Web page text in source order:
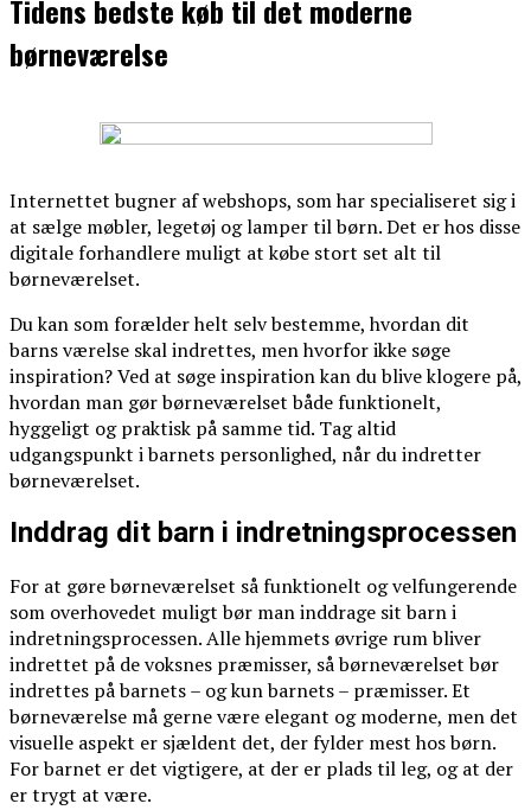
Tidens bedste køb til det moderne
børneværelse
Internettet bugner af webshops, som har specialiseret sig i
at sælge møbler, legetøj og lamper til børn. Det er hos disse
digitale forhandlere muligt at købe stort set alt til
børneværelset.
Du kan som forælder helt selv bestemme, hvordan dit
barns værelse skal indrettes, men hvorfor ikke søge
inspiration? Ved at søge inspiration kan du blive klogere på,
hvordan man gør børneværelset både funktionelt,
hyggeligt og praktisk på samme tid. Tag altid
udgangspunkt i barnets personlighed, når du indretter
børneværelset.
Inddrag dit barn i indretningsprocessen
For at gøre børneværelset så funktionelt og velfungerende
som overhovedet muligt bør man inddrage sit barn i
indretningsprocessen. Alle hjemmets øvrige rum bliver
indrettet på de voksnes præmisser, så børneværelset bør
indrettes på barnets – og kun barnets – præmisser. Et
børneværelse må gerne være elegant og moderne, men det
visuelle aspekt er sjældent det, der fylder mest hos børn.
For barnet er det vigtigere, at der er plads til leg, og at der
er trygt at være.